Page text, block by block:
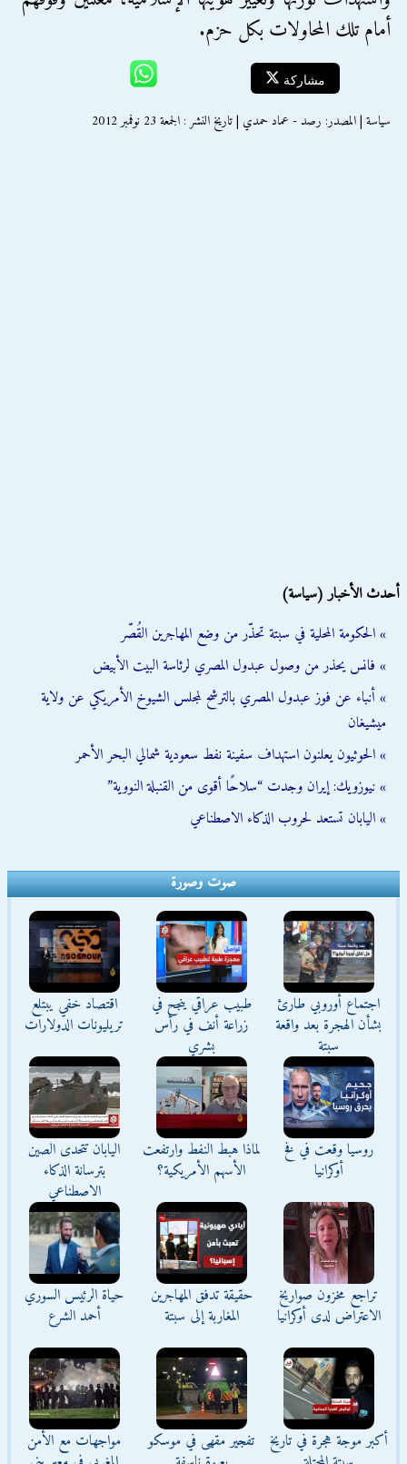
أمام تلك المحاولات بكل حزم.
مشاركة
سياسة | المصدر: رصد - عماد حمدي | تاريخ النشر : الجمعة 23 نوفمبر 2012
أحدث الأخبار (سياسة)
» الحكومة المحلية في سبتة تحذّر من وضع المهاجرين القُصّر
» فانس يحذر من وصول عبدول المصري لرئاسة البيت الأبيض
» أنباء عن فوز عبدول المصري بالترشح لمجلس الشيوخ الأمريكي عن ولاية
ميشيغان
» الحوثيون يعلنون استهداف سفينة نفط سعودية شمالي البحر الأحمر
» نيوزويك: إيران وجدت “سلاحًا أقوى من القنبلة النووية”
» اليابان تستعد لحروب الذكاء الاصطناعي
صوت وصورة
اجتماع أوروبي طارئ
بشأن الهجرة بعد واقعة
سبتة
طبيب عراقي ينجح في
زراعة أنف في رأس
بشري
اقتصاد خفي يبتلع
تريليونات الدولارات
روسيا وقعت في فخ
أوكرانيا
لماذا هبط النفط وارتفعت
الأسهم الأمريكية؟
اليابان تتحدى الصين
بترسانة الذكاء
الاصطناعي
تراجع مخزون صواريخ
الاعتراض لدى أوكرانيا
حقيقة تدفق المهاجرين
المغاربة إلى سبتة
حياة الرئيس السوري
أحمد الشرع
أكبر موجة هجرة في تاريخ
تفجير مقهى في موسكو
مواجهات مع الأمن